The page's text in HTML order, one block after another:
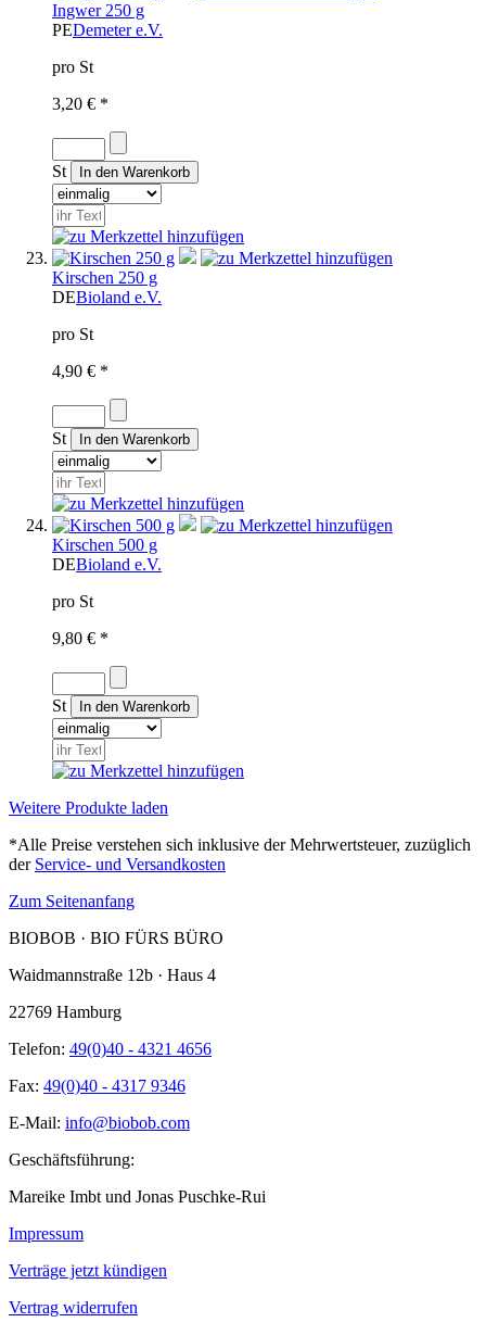
Ingwer 250 g
PEDemeter e.V.
pro St
3,20 € *
St
Kirschen 250 g
DEBioland e.V.
pro St
4,90 € *
St
Kirschen 500 g
DEBioland e.V.
pro St
9,80 € *
St
Weitere Produkte laden
*Alle Preise verstehen sich inklusive der Mehrwertsteuer, zuzüglich
der Service- und Versandkosten
Zum Seitenanfang
BIOBOB · BIO FÜRS BÜRO
Waidmannstraße 12b · Haus 4
22769 Hamburg
Telefon: 49(0)40 - 4321 4656
Fax: 49(0)40 - 4317 9346
E-Mail: info@biobob.com
Geschäftsführung:
Mareike Imbt und Jonas Puschke-Rui
Impressum
Verträge jetzt kündigen
Vertrag widerrufen